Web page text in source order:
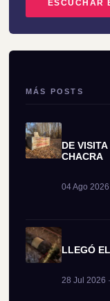
ESCUCHAR
MÁS POSTS
DE
CHACRA
04 Ago 2026
LLEGÓ
28 Jul 2026